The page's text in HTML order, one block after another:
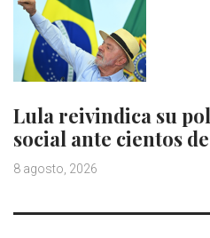
Lula reivindica su
social ante cientos
8 agosto, 2026